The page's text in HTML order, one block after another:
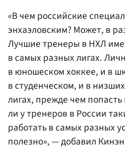
«В чем российские
энхаэловским? Может, в
Лучшие тренеры в НХЛ
в самых разных лигах.
в юношеском хоккее, и в
в студенческом, и в
лигах, прежде чем
ли у тренеров в России
работать в самых разных
полезно», — добавил